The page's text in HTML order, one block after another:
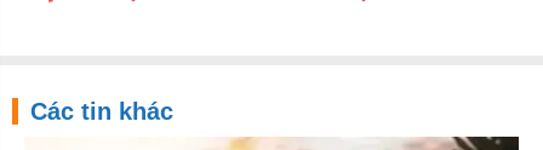
Các tin khác